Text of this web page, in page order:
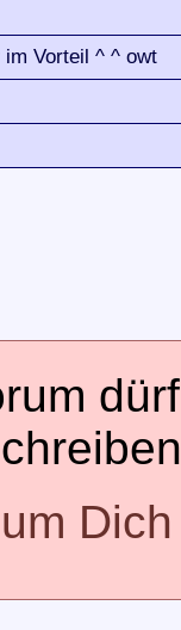
Vorteil ^ ^ owt